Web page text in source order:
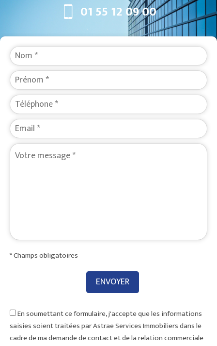
01 55 12 09 00
* Champs obligatoires
En soumettant ce formulaire, j'accepte que les informations
saisies soient traitées par Astrae Services Immobiliers dans le
cadre de ma demande de contact et de la relation commerciale